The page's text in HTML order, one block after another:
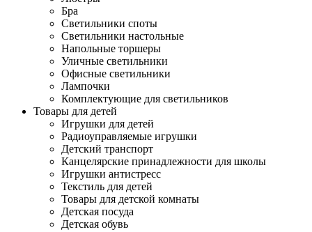
Бра
Светильники споты
Светильники настольные
Напольные торшеры
Уличные светильники
Офисные светильники
Лампочки
Комплектующие для светильников
Товары для детей
Игрушки для детей
Радиоуправляемые игрушки
Детский транспорт
Канцелярские принадлежности для школы
Игрушки антистресс
Текстиль для детей
Товары для детской комнаты
Детская посуда
Детская обувь